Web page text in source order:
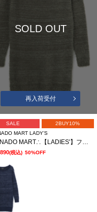
SOLD OUT
再入荷受付
SALE
2BUY10%
MART LADY’S
TORNADO MART∴【LADIES'】フェザーヤーンボートネックロングニット
(税込) 50%OFF